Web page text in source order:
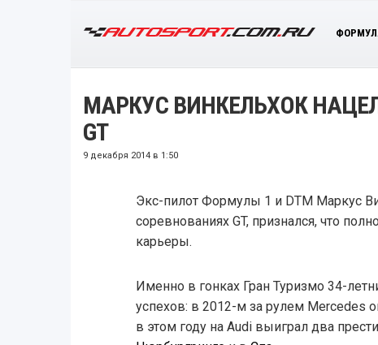
МАРКУС ВИНКЕЛЬХОК
GT
9 декабря 2014 в 1:50
Экс-пилот Формулы 1 и DTM Маркус
соревнованиях GT, признался, что
карьеры.
Именно в гонках Гран Туризмо 34-
успехов: в 2012-м за рулем Mercedes
в этом году на Audi выиграл два